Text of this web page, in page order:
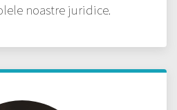
noastre juridice.